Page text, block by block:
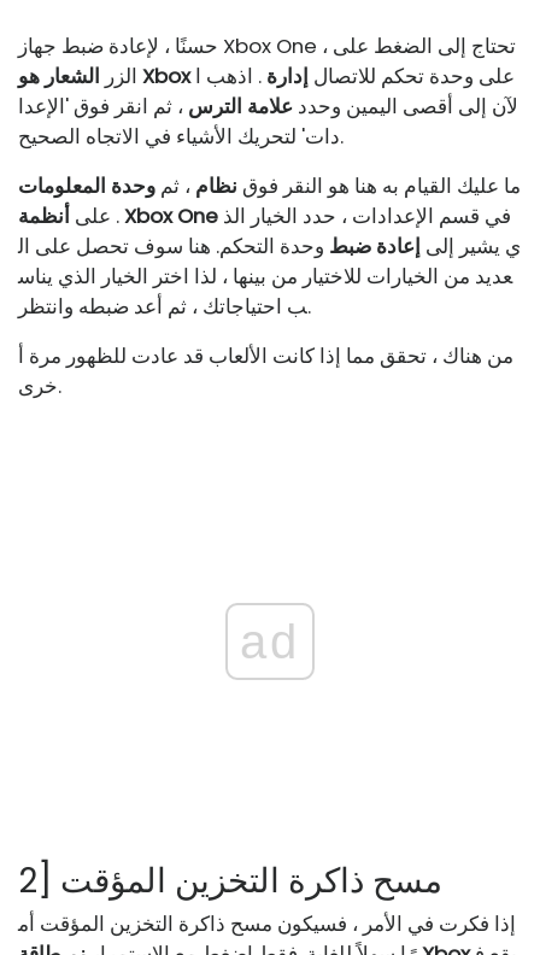
حسنًا ، لإعادة ضبط جهاز Xbox One ، تحتاج إلى الضغط على
الزر الشعار هو Xbox على وحدة تحكم للاتصال إدارة . اذهب ا
لآن إلى أقصى اليمين وحدد علامة الترس ، ثم انقر فوق 'الإعدا
دات' لتحريك الأشياء في الاتجاه الصحيح.
ما عليك القيام به هنا هو النقر فوق نظام ، ثم وحدة المعلومات
. علىأنظمة Xbox One
ي يشير إلى إعادة ضبط وحدة التحكم. هنا سوف تحصل على ال
عديد من الخيارات للاختيار من بينها ، لذا اختر الخيار الذي يناس
ب احتياجاتك ، ثم أعد ضبطه وانتظر.
من هناك ، تحقق مما إذا كانت الألعاب قد عادت للظهور مرة أ
خرى.
ad
2] مسح ذاكرة التخزين المؤقت
إذا فكرت في الأمر ، فسيكون مسح ذاكرة التخزين المؤقت أم